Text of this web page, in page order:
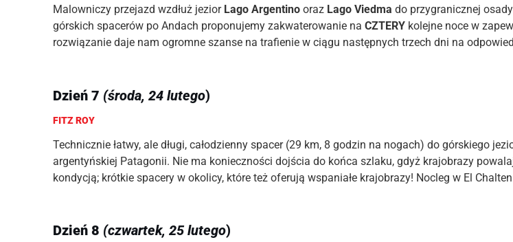
Malowniczy przejazd wzdłuż jezior Lago Argentino oraz Lago Viedma do przygranicznej osady
górskich spacerów po Andach proponujemy zakwaterowanie naCZTERY kolejne noce w
rozwiązanie daje nam ogromne szanse na trafienie w ciągu następnych trzech dni na
Dzień 7 (środa, 24 lutego)
FITZ ROY
Technicznie łatwy, ale długi, całodzienny spacer (29 km, 8 godzin na nogach) do górskiego
argentyńskiej Patagonii. Nie ma konieczności dojścia do końca szlaku, gdyż krajobrazy
kondycją; krótkie spacery w okolicy, które też oferują wspaniałe krajobrazy! Nocleg w El
Dzień 8 (czwartek, 25 lutego)